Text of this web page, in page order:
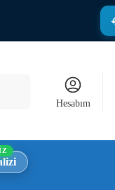
Hesabım